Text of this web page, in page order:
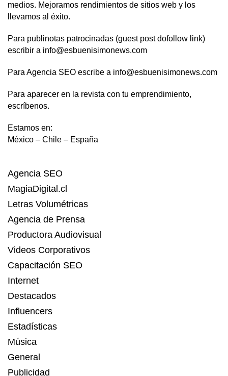
medios. Mejoramos rendimientos de sitios web y los
llevamos al éxito.
Para publinotas patrocinadas (guest post dofollow link)
escribir a info@esbuenisimonews.com
Para Agencia SEO escribe a info@esbuenisimonews.com
Para aparecer en la revista con tu emprendimiento,
escríbenos.
Estamos en:
México – Chile – España
Agencia SEO
MagiaDigital.cl
Letras Volumétricas
Agencia de Prensa
Productora Audiovisual
Videos Corporativos
Capacitación SEO
Internet
Destacados
Influencers
Estadísticas
Música
General
Publicidad